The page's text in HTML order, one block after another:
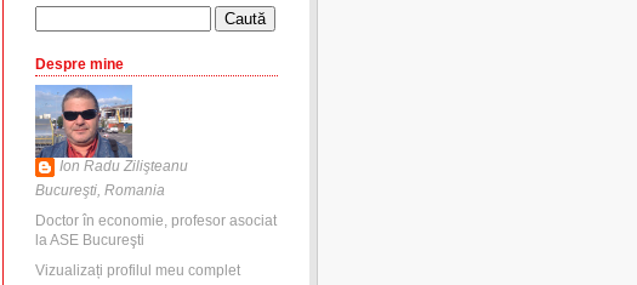
Despre mine
Ion Radu Zilişteanu
Bucureşti, Romania
Doctor în economie, profesor asociat
la ASE Bucureşti
Vizualizați profilul meu complet